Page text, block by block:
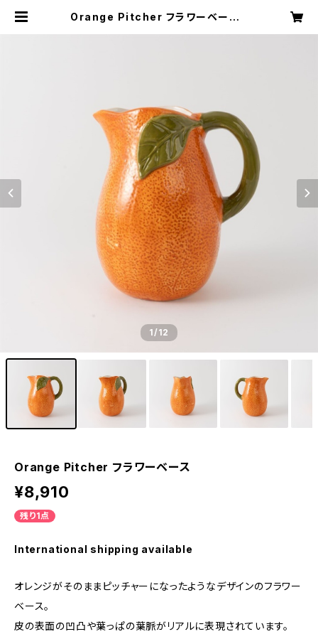
Orange Pitcher フラワーベース |
1/12
Orange Pitcher フラワーベース
¥8,910
残り1点
International shipping available
オレンジがそのままピッチャーになったようなデザインのフラワー
ベース。
皮の表面の凹凸や葉っぱの葉脈がリアルに表現されています。